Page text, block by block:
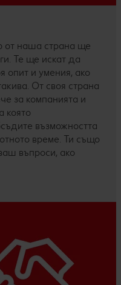
от наша страна ще
Те ще искат да
опит и умения, ако
От своя страна
за компанията и
която
възможността
време. Ти също
въпроси, ако